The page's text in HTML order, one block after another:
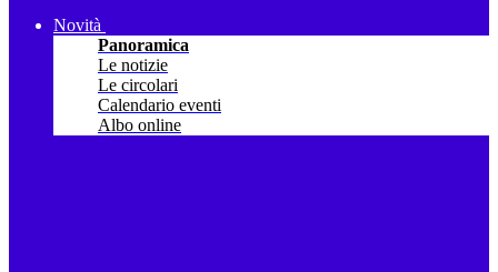
Novità
Panoramica
Le notizie
Le circolari
Calendario eventi
Albo online